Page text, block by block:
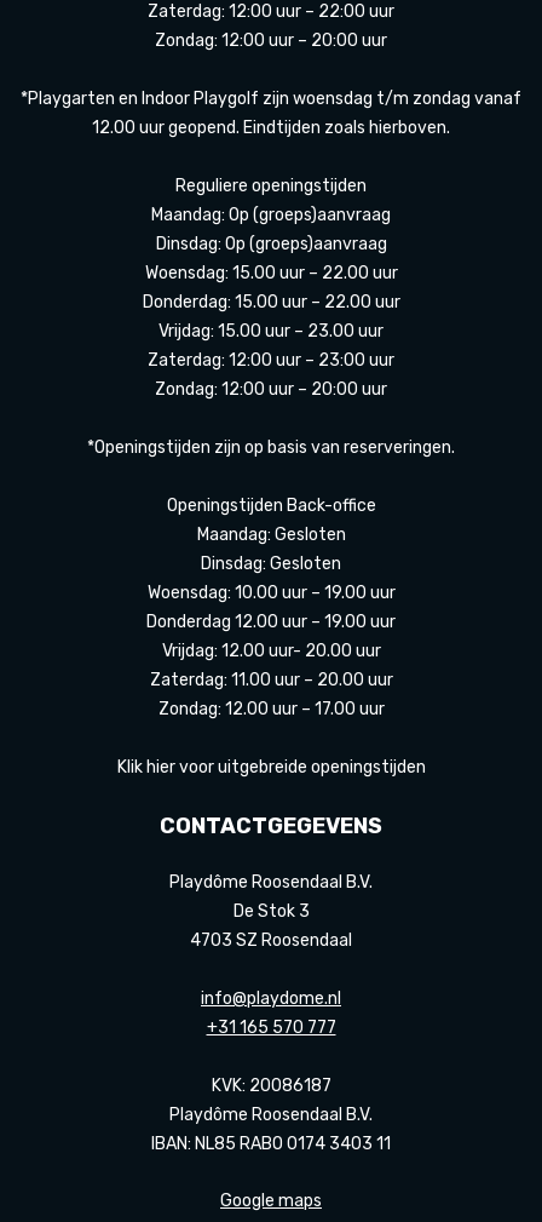
Zaterdag: 12:00 uur – 22:00 uur
Zondag: 12:00 uur – 20:00 uur
*Playgarten en Indoor Playgolf zijn woensdag t/m zondag vanaf
12.00 uur geopend. Eindtijden zoals hierboven.
Reguliere openingstijden
Maandag: Op (groeps)aanvraag
Dinsdag: Op (groeps)aanvraag
Woensdag: 15.00 uur – 22.00 uur
Donderdag: 15.00 uur – 22.00 uur
Vrijdag: 15.00 uur – 23.00 uur
Zaterdag: 12:00 uur – 23:00 uur
Zondag: 12:00 uur – 20:00 uur
*Openingstijden zijn op basis van reserveringen.
Openingstijden Back-office
Maandag: Gesloten
Dinsdag: Gesloten
Woensdag: 10.00 uur – 19.00 uur
Donderdag 12.00 uur – 19.00 uur
Vrijdag: 12.00 uur- 20.00 uur
Zaterdag: 11.00 uur – 20.00 uur
Zondag: 12.00 uur – 17.00 uur
Klik hier voor uitgebreide openingstijden
CONTACTGEGEVENS
Playdôme Roosendaal B.V.
De Stok 3
4703 SZ Roosendaal
info@playdome.nl
+31 165 570 777
KVK: 20086187
Playdôme Roosendaal B.V.
IBAN: NL85 RABO 0174 3403 11
Google maps